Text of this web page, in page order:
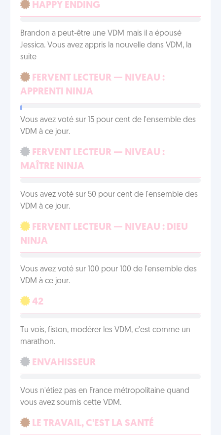
HAPPY ENDING
Brandon a peut-être une VDM mais il a épousé
Jessica. Vous avez appris la nouvelle dans VDM, la
suite
FERVENT LECTEUR — NIVEAU :
APPRENTI NINJA
Vous avez voté sur 15 pour cent de l'ensemble des
VDM à ce jour.
FERVENT LECTEUR — NIVEAU :
MAÎTRE NINJA
Vous avez voté sur 50 pour cent de l'ensemble des
VDM à ce jour.
FERVENT LECTEUR — NIVEAU : DIEU
NINJA
Vous avez voté sur 100 pour 100 de l'ensemble des
VDM à ce jour.
42
Tu vois, fiston, modérer les VDM, c'est comme un
marathon.
ENVAHISSEUR
Vous n'étiez pas en France métropolitaine quand
vous avez soumis cette VDM.
LE TRAVAIL, C'EST LA SANTÉ